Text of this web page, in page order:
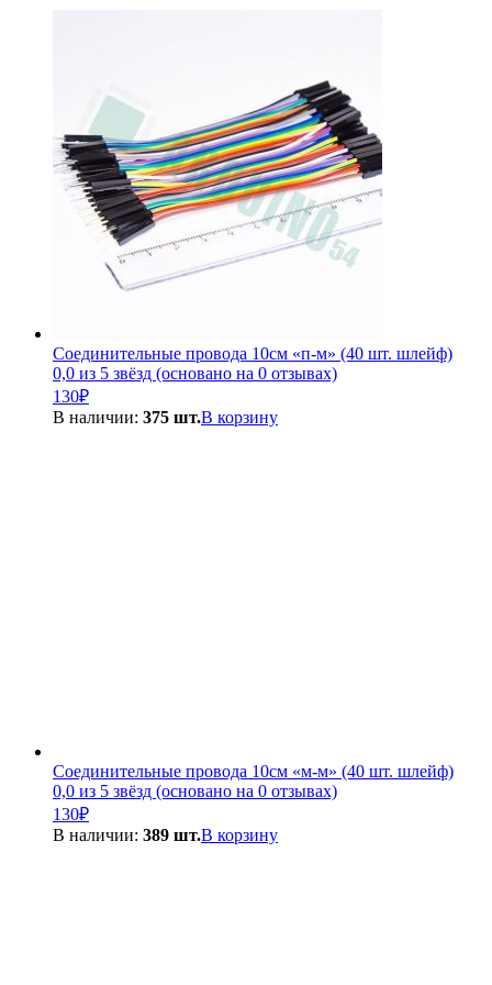
Соединительные провода 10см «п-м» (40 шт. шлейф)
0,0 из 5 звёзд (основано на 0 отзывах)
130₽
В наличии: 375 шт.В корзину
Соединительные провода 10см «м-м» (40 шт. шлейф)
0,0 из 5 звёзд (основано на 0 отзывах)
130₽
В наличии: 389 шт.В корзину